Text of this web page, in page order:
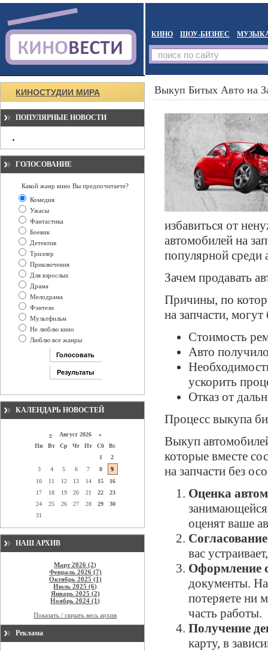
КИНО ШОУ-БИЗНЕС
КИНОСТУДИИ МИРА
ПОПУЛЯРНЫЕ НОВОСТИ
ГОЛОСОВАНИЕ
Какой жанр кино Вы предпочитаете?
Комедия
Ужасы
Фантастика
Боевик
Детектив
Триллер
Приключения
Для взрослых
Драма
Мелодрама
Фэнтези
Мультфильм
Не люблю кино
Люблю все жанры
КАЛЕНДАРЬ НОВОСТЕЙ
« Август 2026 »
Пн
Вт Ср Чт Пт Сб
Вс
1
2
3
4 5 6 7 8
9
10
11 12 13 14 15
16
17
18 19 20 21 22
23
24
25 26 27 28 29
30
31
НАШ АРХИВ
Март 2026 (2)
Февраль 2026 (7)
Октябрь 2025 (1)
Июль 2025 (6)
Январь 2025 (2)
Ноябрь 2024 (1)
Показать / скрыть весь архив
Реклама
Выкуп Битых Авто на
избавиться от
автомобилей на
популярной среди
Зачем продавать
Причины, по
на запчасти,
Стоимость
Авто
ускорить
Отказ от
Процесс выкупа
Выкуп
которые вместе
на запчасти без
Оценка
оценят ваше
вас
Оформление
документы.
потеряете ни
часть работы.
Получение
карту, в